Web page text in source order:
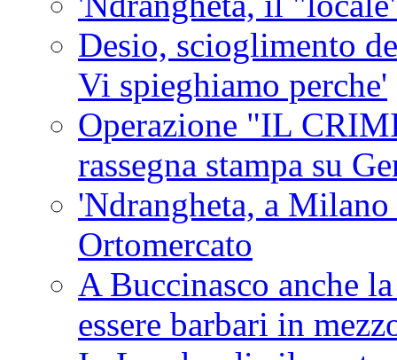
Desio, scioglimento
Vi spieghiamo perche'
Operazione "IL
rassegna stampa su
'Ndrangheta, a Milano
Ortomercato
A Buccinasco anche
essere barbari in